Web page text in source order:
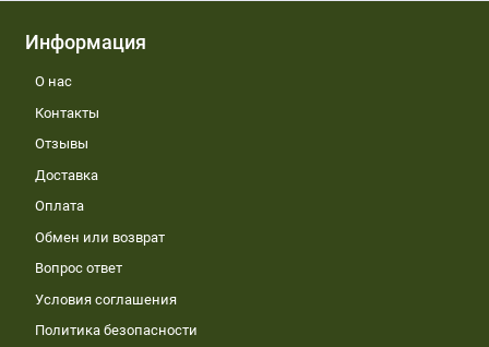
Информация
О нас
Контакты
Отзывы
Доставка
Оплата
Обмен или возврат
Вопрос ответ
Условия соглашения
Политика безопасности